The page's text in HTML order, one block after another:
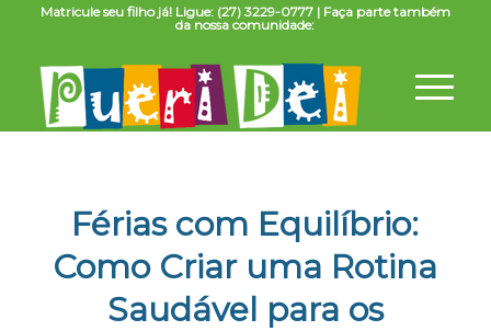
Matricule seu filho já! Ligue: (27) 3229-0777 | Faça parte também
da nossa comunidade:
Férias com Equilíbrio:
Como Criar uma Rotina
Saudável para os